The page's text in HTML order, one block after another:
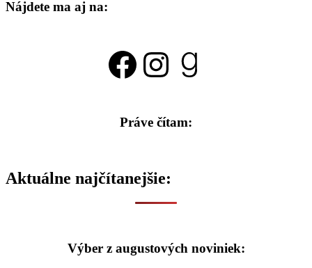
Nájdete ma aj na:
Facebook
Instagram
Práve čítam:
Aktuálne najčítanejšie:
Výber z augustových noviniek: